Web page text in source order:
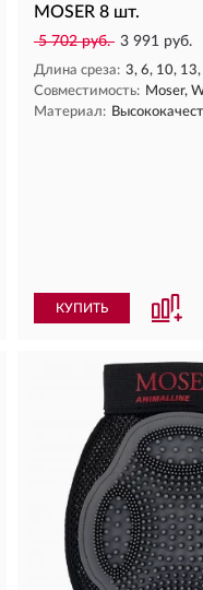
MOSER 8 шт.
5 702 руб. 3 991 руб.
Длина среза: 3, 6, 10,
Совместимость: Moser,
Материал:
КУПИТЬ